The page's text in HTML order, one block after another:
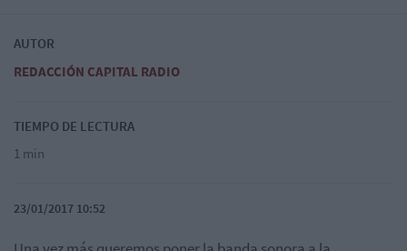
AUTOR
REDACCIÓN CAPITAL RADIO
TIEMPO DE LECTURA
1 min
23/01/2017 10:52